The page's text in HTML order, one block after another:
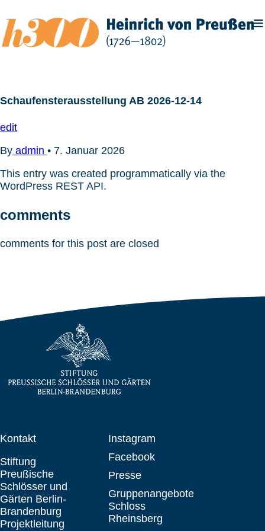
Inhalt
springen
Schaufensterausstellung AB 2026-12-14
edit
By admin • 7. Januar 2026
This entry was created programmatically via the
WordPress REST API.
comments
comments for this post are closed
Kontakt
Stiftung
Preußische
Schlösser und
Gärten Berlin-
Brandenburg
Projektleitung
Instagram
Facebook
Presse
Gruppenangebote
Schloss
Rheinsberg